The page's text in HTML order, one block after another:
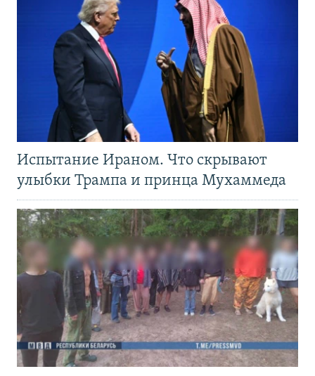
Испытание Ираном. Что скрывают
улыбки Трампа и принца Мухаммеда